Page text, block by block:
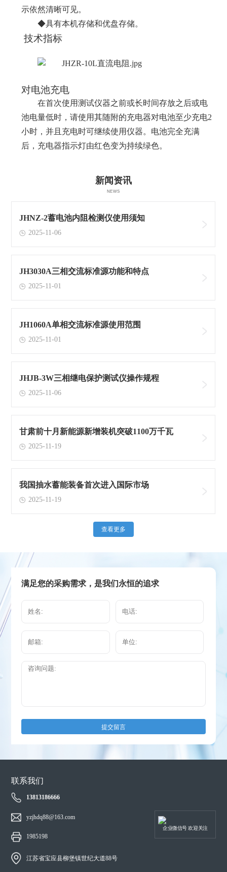
示依然清晰可见。
◆具有本机存储和优盘存储。
技术指标
对电池充电
在首次使用测试仪器之前或长时间存放之后或电
池电量低时，请使用其随附的充电器对电池至少充电2
小时，并且充电时可继续使用仪器。电池完全充满
后，充电器指示灯由红色变为持续绿色。
新闻资讯
NEWS
JHNZ-2蓄电池内阻检测仪使用须知
2025-11-06
JH3030A三相交流标准源功能和特点
2025-11-01
JH1060A单相交流标准源使用范围
2025-11-01
JHJB-3W三相继电保护测试仪操作规程
2025-11-06
甘肃前十月新能源新增装机突破1100万千瓦
2025-11-19
我国抽水蓄能装备首次进入国际市场
2025-11-19
查看更多
满足您的采购需求，是我们永恒的追求
提交留言
联系我们
13813186666
yzjhdq88@163.com
1985198
江苏省宝应县柳堡镇世纪大道88号
企业微信号 欢迎关注